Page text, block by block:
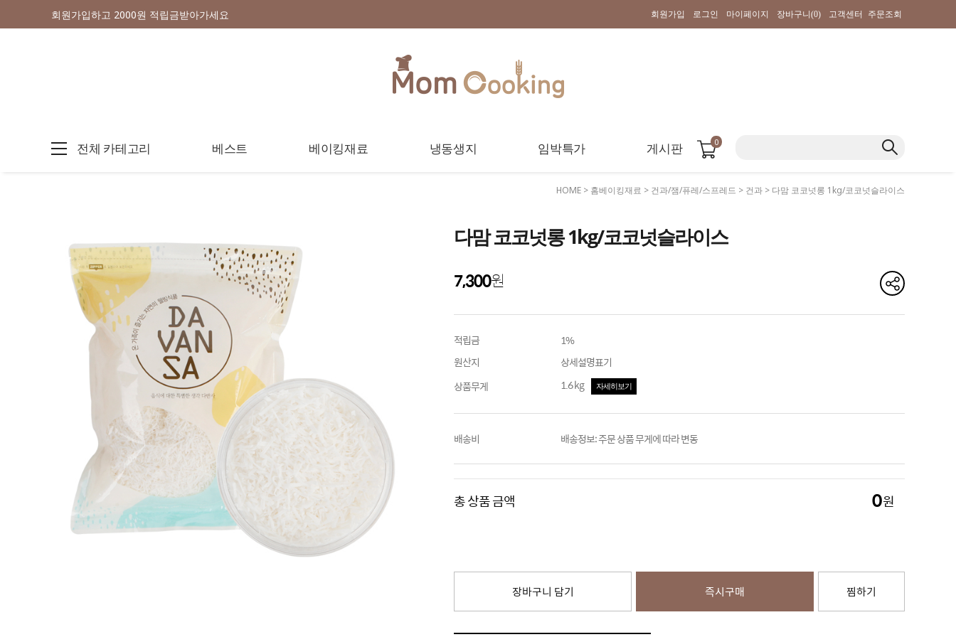
회원가입하고 2000원 적립금받아가세요 회원가입 로그인 마이페이지 장바구니(0) 고객센터 주문조회
전체 카테고리 베스트 베이킹재료 냉동생지 임박특가 게시판 0
HOME > 홈베이킹재료 > 건과/잼/퓨레/스프레드 > 건과 > 다맘 코코넛롱 1kg/코코넛슬라이스
다맘 코코넛롱 1kg/코코넛슬라이스
7,300원
적립금
1%
원산지
상세설명표기
상품무게
1.6 kg 자세히보기
배송비 배송정보: 주문 상품 무게에 따라 변동
총 상품 금액 0원
장바구니 담기 즉시구매 찜하기